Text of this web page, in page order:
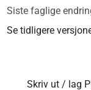
Siste faglige
Se tidligere
Skriv ut / lag